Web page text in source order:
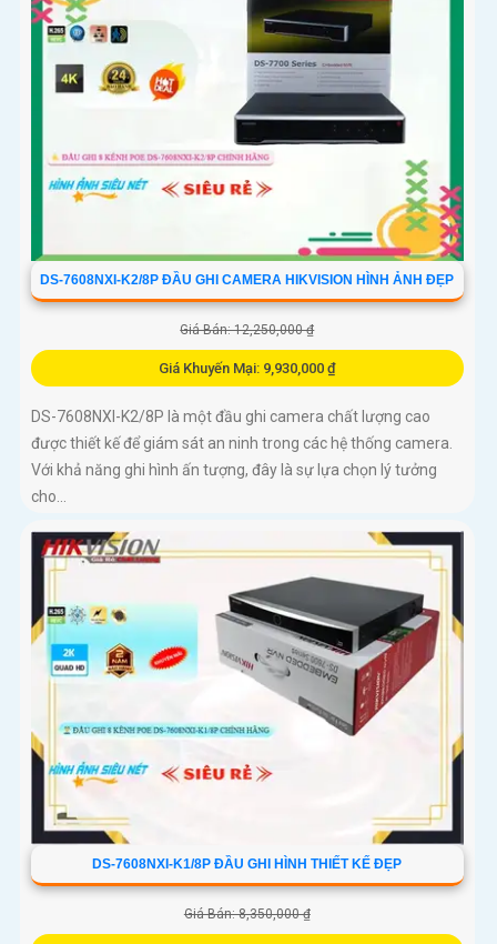
DS-7608NXI-K2/8P ĐẦU GHI CAMERA HIKVISION HÌNH ẢNH ĐẸP
Giá Bán: 12,250,000 ₫
Giá Khuyến Mại: 9,930,000 ₫
DS-7608NXI-K2/8P là một đầu ghi camera chất lượng cao
được thiết kế để giám sát an ninh trong các hệ thống camera.
Với khả năng ghi hình ấn tượng, đây là sự lựa chọn lý tưởng
cho...
DS-7608NXI-K1/8P ĐẦU GHI HÌNH THIẾT KẾ ĐẸP
Giá Bán: 8,350,000 ₫